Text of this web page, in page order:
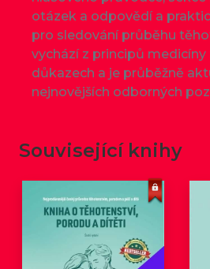
otázek a odpovědí a
pro sledování průběhu
vychází z principů medicíny
důkazech a je průběžně
nejnovějších odborných
Související knihy